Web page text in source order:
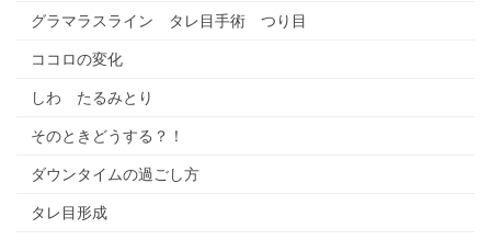
グラマラスライン タレ目手術 つり目
ココロの変化
しわ たるみとり
そのときどうする？！
ダウンタイムの過ごし方
タレ目形成